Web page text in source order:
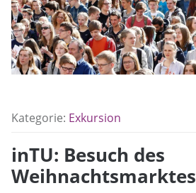
Kategorie: Exkursion
inTU: Besuch des
Weihnachtsmarktes